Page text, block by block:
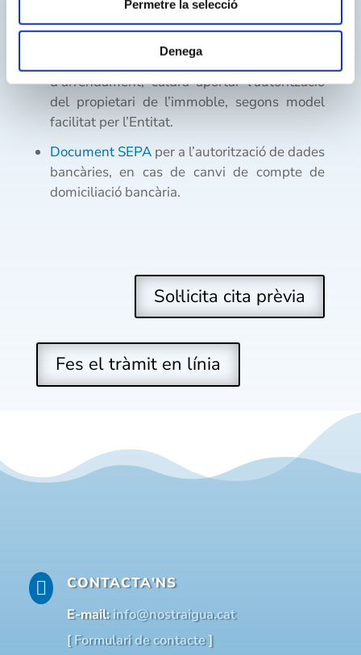
Permetre la selecció
Denega
dret d’ús sobre aquest (escriptures de
propietat, contracte de lloguer, drets
d’usdefruit …). En cas de contractes
d’arrendament, caldrà aportar l’autorització
del propietari de l’immoble, segons model
facilitat per l’Entitat.
Document SEPAper a l’autorització de dades
bancàries, en cas de canvi de compte de
domiciliació bancària.
Sol·licita cita prèvia
Fes el tràmit en línia

CONTACTA'NS
E-mail: info@nostraigua.cat
[Formulari de contacte]